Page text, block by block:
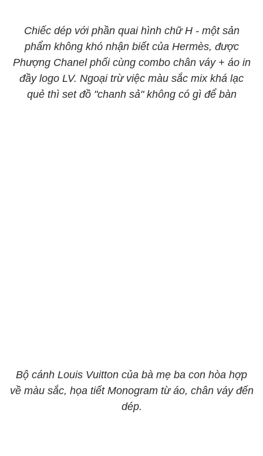
Chiếc dép với phần quai hình chữ H - một sản
phẩm không khó nhận biết của Hermès, được
Phượng Chanel phối cùng combo chân váy + áo in
đầy logo LV. Ngoại trừ việc màu sắc mix khá lạc
quẻ thì set đồ "chanh sả" không có gì để bàn
Bộ cánh Louis Vuitton của bà mẹ ba con hòa hợp
về màu sắc, họa tiết Monogram từ áo, chân váy đến
dép.